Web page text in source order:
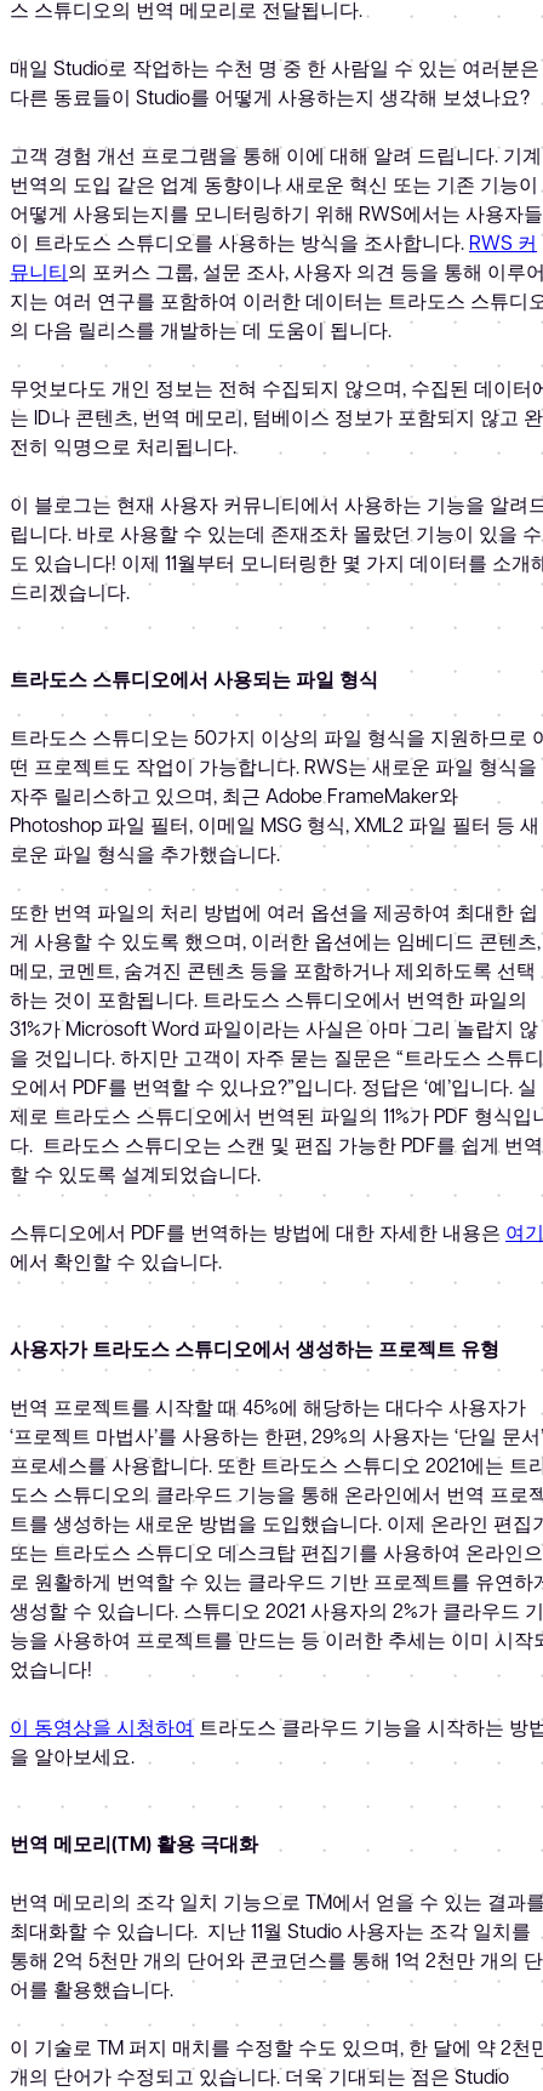
스 스튜디오의 번역 메모리로 전달됩니다.
매일 Studio로 작업하는 수천 명 중 한 사람일 수 있는 여러분은
다른 동료들이 Studio를 어떻게 사용하는지 생각해 보셨나요?
고객 경험 개선 프로그램을 통해 이에 대해 알려 드립니다. 기계
번역의 도입 같은 업계 동향이나 새로운 혁신 또는 기존 기능이
어떻게 사용되는지를 모니터링하기 위해 RWS에서는 사용자들
이 트라도스 스튜디오를 사용하는 방식을 조사합니다. RWS 커
뮤니티의 포커스 그룹, 설문 조사, 사용자 의견 등을 통해 이루
지는 여러 연구를 포함하여 이러한 데이터는 트라도스 스튜디
의 다음 릴리스를 개발하는 데 도움이 됩니다.
무엇보다도 개인 정보는 전혀 수집되지 않으며, 수집된 데이터
는 ID나 콘텐츠, 번역 메모리, 텀베이스 정보가 포함되지 않고 완
전히 익명으로 처리됩니다.
이 블로그는 현재 사용자 커뮤니티에서 사용하는 기능을 알려
립니다. 바로 사용할 수 있는데 존재조차 몰랐던 기능이 있을 수
도 있습니다! 이제 11월부터 모니터링한 몇 가지 데이터를 소개
드리겠습니다.
트라도스 스튜디오에서 사용되는 파일 형식
트라도스 스튜디오는 50가지 이상의 파일 형식을 지원하므로
떤 프로젝트도 작업이 가능합니다. RWS는 새로운 파일 형식을
자주 릴리스하고 있으며, 최근 Adobe FrameMaker와
Photoshop 파일 필터, 이메일 MSG 형식, XML2 파일 필터 등 새
로운 파일 형식을 추가했습니다.
또한 번역 파일의 처리 방법에 여러 옵션을 제공하여 최대한 쉽
게 사용할 수 있도록 했으며, 이러한 옵션에는 임베디드 콘텐츠,
메모, 코멘트, 숨겨진 콘텐츠 등을 포함하거나 제외하도록 선택
하는 것이 포함됩니다. 트라도스 스튜디오에서 번역한 파일의
31%가 Microsoft Word 파일이라는 사실은 아마 그리 놀랍지 않
을 것입니다. 하지만 고객이 자주 묻는 질문은 “트라도스 스튜디
오에서 PDF를 번역할 수 있나요?”입니다. 정답은 ‘예’입니다. 실
제로 트라도스 스튜디오에서 번역된 파일의 11%가 PDF 형식입
다. 트라도스 스튜디오는 스캔 및 편집 가능한 PDF를 쉽게 번역
할 수 있도록 설계되었습니다.
스튜디오에서 PDF를 번역하는 방법에 대한 자세한 내용은 여기
에서 확인할 수 있습니다.
사용자가 트라도스 스튜디오에서 생성하는 프로젝트 유형
번역 프로젝트를 시작할 때 45%에 해당하는 대다수 사용자가
‘프로젝트 마법사’를 사용하는 한편, 29%의 사용자는 ‘단일 문서’
프로세스를 사용합니다. 또한 트라도스 스튜디오 2021에는 트
도스 스튜디오의 클라우드 기능을 통해 온라인에서 번역 프로
트를 생성하는 새로운 방법을 도입했습니다. 이제 온라인 편집
또는 트라도스 스튜디오 데스크탑 편집기를 사용하여 온라인으
로 원활하게 번역할 수 있는 클라우드 기반 프로젝트를 유연하
생성할 수 있습니다. 스튜디오 2021 사용자의 2%가 클라우드 기
능을 사용하여 프로젝트를 만드는 등 이러한 추세는 이미 시작
었습니다!
이 동영상을 시청하여트라도스 클라우드 기능을 시작하는 방
을 알아보세요.
번역 메모리(TM) 활용 극대화
번역 메모리의 조각 일치 기능으로 TM에서 얻을 수 있는 결과
최대화할 수 있습니다. 지난 11월 Studio 사용자는 조각 일치를
통해 2억 5천만 개의 단어와 콘코던스를 통해 1억 2천만 개의 단
어를 활용했습니다.
이 기술로 TM 퍼지 매치를 수정할 수도 있으며, 한 달에 약 2천
개의 단어가 수정되고 있습니다. 더욱 기대되는 점은 Studio